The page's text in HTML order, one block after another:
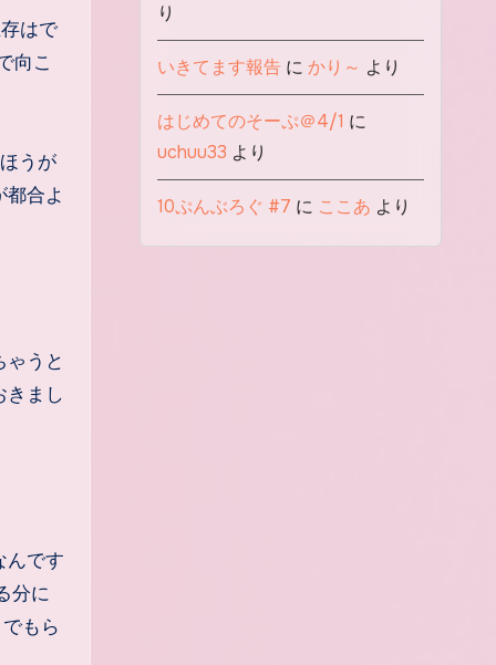
はで
向こ
うが
合よ
うと
きまし
んです
分に
もら
り
いきてます報告に かり～ より
はじめてのそーぷ＠4/1 に
uchuu33 より
10ぷんぶろぐ #7 に ここあ より